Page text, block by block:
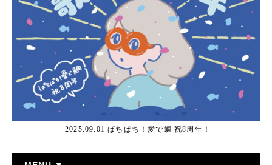
2025.09.01 ぱちぱち！愛で鯛 祝8周年！